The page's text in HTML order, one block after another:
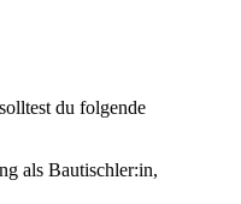
du folgende
als Bautischler:in,